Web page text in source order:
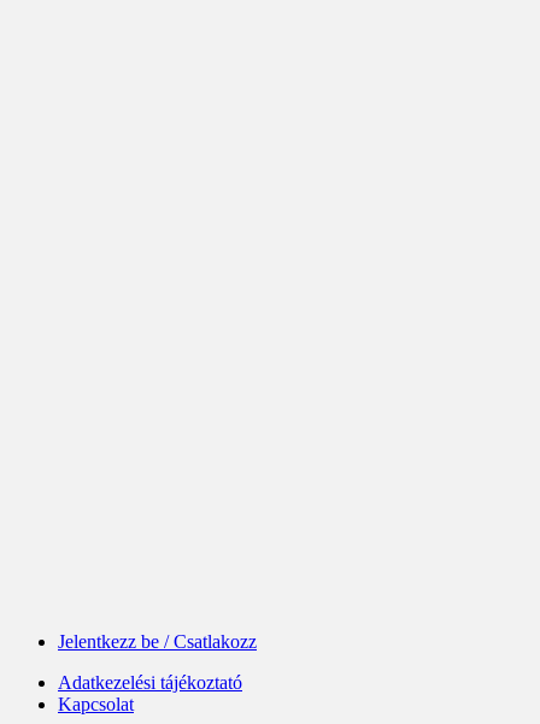
Jelentkezz be / Csatlakozz
Adatkezelési tájékoztató
Kapcsolat